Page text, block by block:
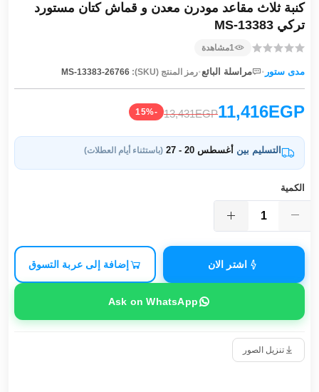
كنبة ثلاث مقاعد مودرن معدن و قماش كتان مستورد
تركي MS-13383
1مشاهدة
مدى ستور · مراسلة البائع·رمز المنتج (SKU): MS-13383-26766
11,416EGP
13,431EGP
-15%
التسليم بين أغسطس 20 - 27 (باستثناء أيام العطلات)
الكمية
اشتر الان إضافة إلى عربة التسوق
Ask on WhatsApp
تنزيل الصور